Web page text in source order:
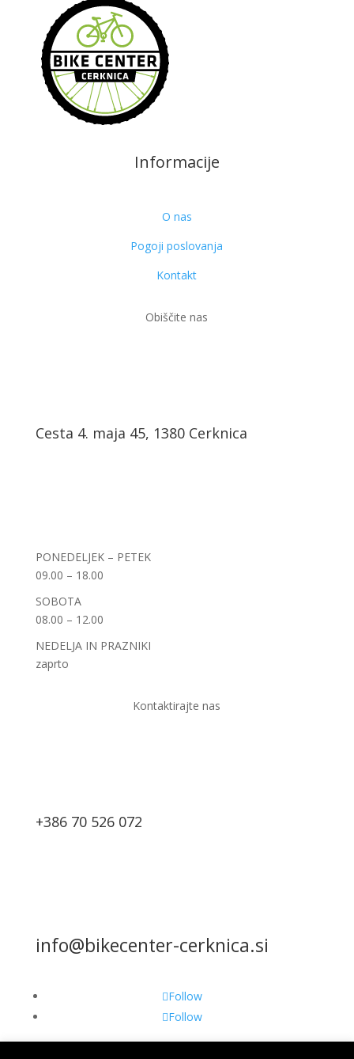
Informacije
O nas
Pogoji poslovanja
Kontakt
Obiščite nas
Cesta 4. maja 45, 1380 Cerknica
PONEDELJEK – PETEK
09.00 – 18.00
SOBOTA
08.00 – 12.00
NEDELJA IN PRAZNIKI
zaprto
Kontaktirajte nas
+386 70 526 072
info@bikecenter-cerknica.si
Follow
Follow